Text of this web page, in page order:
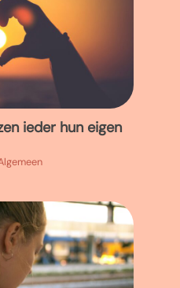
ieder hun eigen